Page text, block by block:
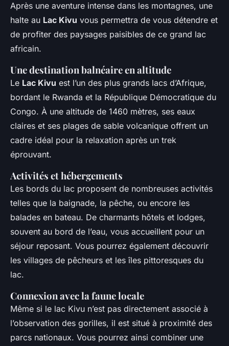
Après une aventure intense dans les montagnes, une
halte au Lac Kivu vous permettra de vous détendre et
de profiter des paysages paisibles de ce grand lac
africain.
Une destination balnéaire en altitude
Le Lac Kivu est l’un des plus grands lacs d’Afrique,
bordant le Rwanda et la République Démocratique du
Congo. À une altitude de 1460 mètres, ses eaux
claires et ses plages de sable volcanique offrent un
cadre idéal pour la relaxation après un trek
éprouvant.
Activités et hébergements
Les bords du lac proposent de nombreuses activités
telles que la baignade, la pêche, ou encore les
balades en bateau. De charmants hôtels et lodges,
souvent au bord de l’eau, vous accueillent pour un
séjour reposant. Vous pourrez également découvrir
les villages de pêcheurs et les îles pittoresques du
lac.
Connexion avec la faune locale
Même si le lac Kivu n’est pas directement associé à
l’observation des gorilles, il est situé à proximité des
parcs nationaux. Vous pourrez ainsi combiner une